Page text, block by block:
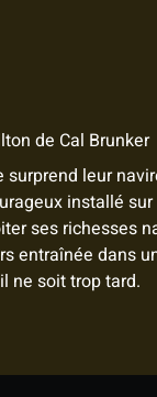
de Cal Brunker
leur
installé
ses richesses
entraînée dans
ne soit trop tard.